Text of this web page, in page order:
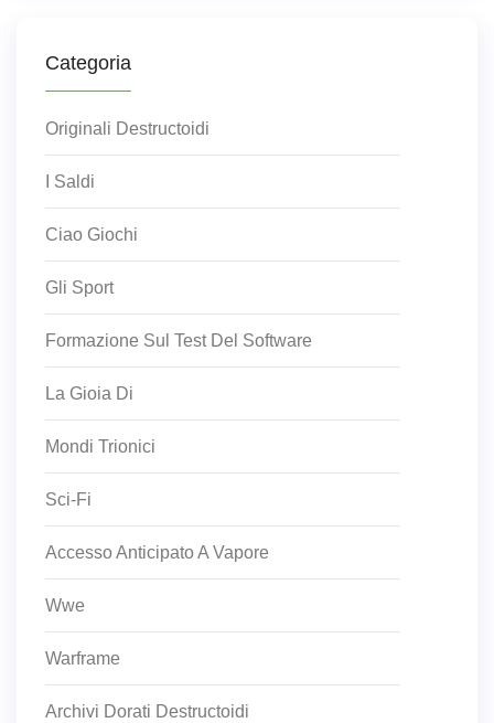
Categoria
Originali Destructoidi
I Saldi
Ciao Giochi
Gli Sport
Formazione Sul Test Del Software
La Gioia Di
Mondi Trionici
Sci-Fi
Accesso Anticipato A Vapore
Wwe
Warframe
Archivi Dorati Destructoidi